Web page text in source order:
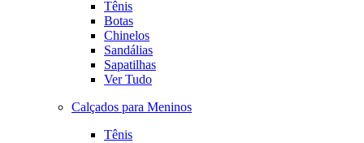
Tênis
Botas
Chinelos
Sandálias
Sapatilhas
Ver Tudo
Calçados para Meninos
Tênis